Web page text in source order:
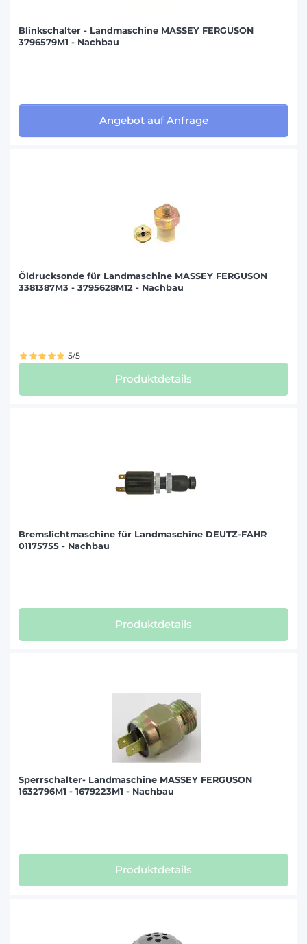
Blinkschalter - Landmaschine MASSEY FERGUSON
3796579M1 - Nachbau
Angebot auf Anfrage
Öldrucksonde für Landmaschine MASSEY FERGUSON
3381387M3 - 3795628M12 - Nachbau
5/5
Produktdetails
Bremslichtmaschine für Landmaschine DEUTZ-FAHR
01175755 - Nachbau
Produktdetails
Sperrschalter- Landmaschine MASSEY FERGUSON
1632796M1 - 1679223M1 - Nachbau
Produktdetails